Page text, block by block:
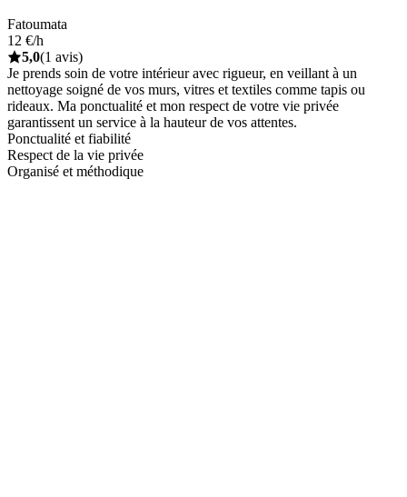
Fatoumata
12 €/h
5,0(1 avis)
Je prends soin de votre intérieur avec rigueur, en veillant à un
nettoyage soigné de vos murs, vitres et textiles comme tapis ou
rideaux. Ma ponctualité et mon respect de votre vie privée
garantissent un service à la hauteur de vos attentes.
Ponctualité et fiabilité
Respect de la vie privée
Organisé et méthodique